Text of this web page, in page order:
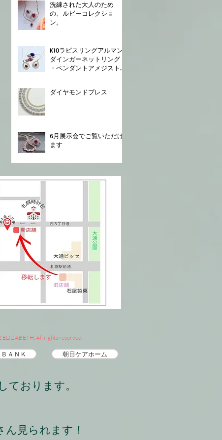
⁡洗練された大人のため
の、ルビーコレクショ
ン。
K10⁡⁡ラピスリング⁡⁡アルマン
ダインガーネットリング
⁡・ペンダント⁡⁡アメジスト
ダイヤモンドブレス⁡
6月展示会でご覧いただけ
ます
All rights reserved.
ＡＮＫ 朝日ケアホーム
おります。
見られます！